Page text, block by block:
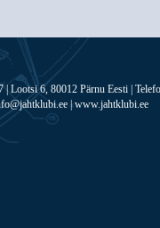
Lootsi 6, 80012 Pärnu Eesti |
| www.jahtklubi.ee